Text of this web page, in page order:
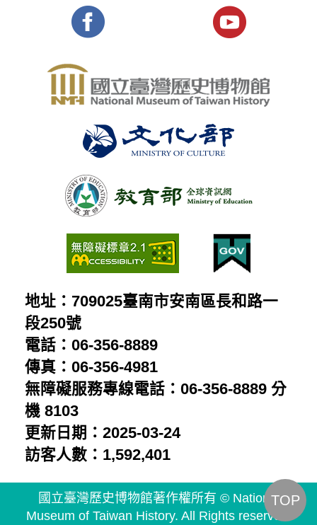
地址：709025臺南市安南區長和路一
段250號
電話：06-356-8889
傳真：06-356-4981
無障礙服務專線電話：06-356-8889 分
機 8103
更新日期：2025-03-24
訪客人數：1,592,401
國立臺灣歷史博物館著作權所有 © National
Museum of Taiwan History. All Rights reserved.
TOP